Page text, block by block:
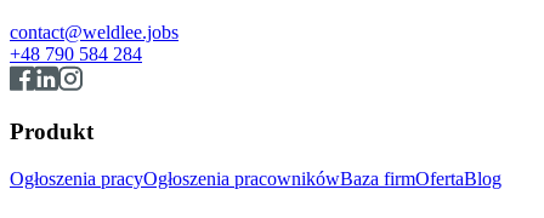
contact@weldlee.jobs
+48 790 584 284
Produkt
Ogłoszenia pracyOgłoszenia pracownikówBaza firmOfertaBlog